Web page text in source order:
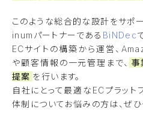
このような総合的な設計をサポ
inumパートナーである BiNDec
ECサイトの構築から運営、
や顧客情報の一元管理まで、 事
提案 を行います。
自社にとって最適なECプラット
体制についてお悩みの方は、ぜひ